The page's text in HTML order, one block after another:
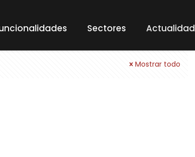
Sectores Actualidad
Mostrar todo